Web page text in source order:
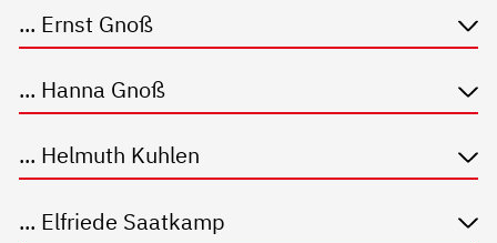
... Ernst Gnoß
... Hanna Gnoß
... Helmuth Kuhlen
... Elfriede Saatkamp